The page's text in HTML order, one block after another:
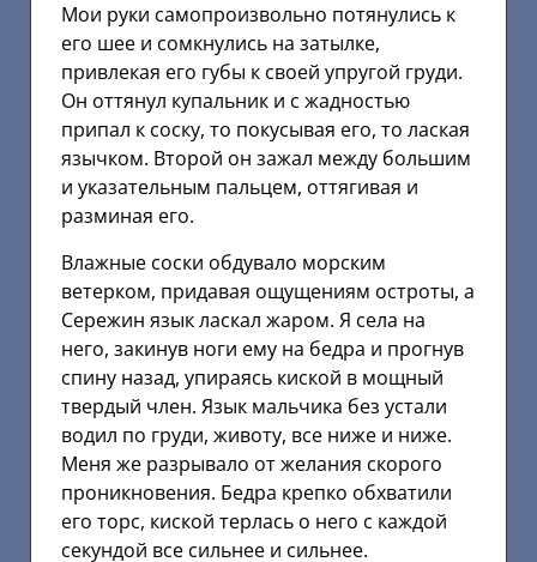
Мои руки самопроизвольно потянулись к
его шее и сомкнулись на затылке,
привлекая его губы к своей упругой груди.
Он оттянул купальник и с жадностью
припал к соску, то покусывая его, то лаская
язычком. Второй он зажал между большим
и указательным пальцем, оттягивая и
разминая его.
Влажные соски обдувало морским
ветерком, придавая ощущениям остроты, а
Сережин язык ласкал жаром. Я села на
него, закинув ноги ему на бедра и прогнув
спину назад, упираясь киской в мощный
твердый член. Язык мальчика без устали
водил по груди, животу, все ниже и ниже.
Меня же разрывало от желания скорого
проникновения. Бедра крепко обхватили
его торс, киской терлась о него с каждой
секундой все сильнее и сильнее.